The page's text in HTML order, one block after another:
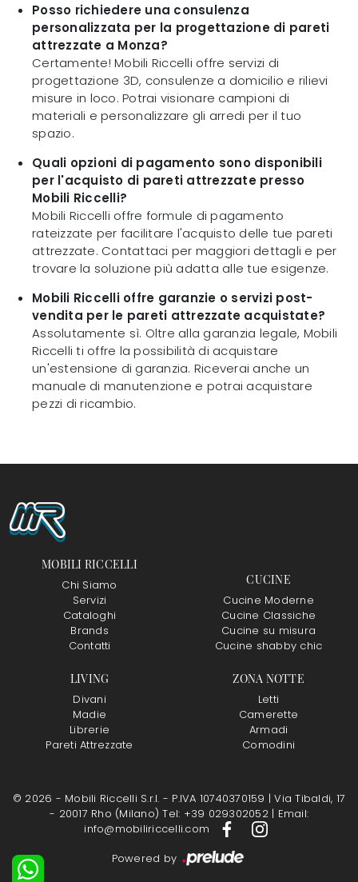
Posso richiedere una consulenza
personalizzata per la progettazione di pareti
attrezzate a Monza?
Certamente! Mobili Riccelli offre servizi di
progettazione 3D, consulenze a domicilio e rilievi
misure in loco. Potrai visionare campioni di
materiali e personalizzare gli arredi per il tuo
spazio.
Quali opzioni di pagamento sono disponibili
per l'acquisto di pareti attrezzate presso
Mobili Riccelli?
Mobili Riccelli offre formule di pagamento
rateizzate per facilitare l'acquisto delle tue pareti
attrezzate. Contattaci per maggiori dettagli e per
trovare la soluzione più adatta alle tue esigenze.
Mobili Riccelli offre garanzie o servizi post-
vendita per le pareti attrezzate acquistate?
Assolutamente sì. Oltre alla garanzia legale, Mobili
Riccelli ti offre la possibilità di acquistare
un'estensione di garanzia. Riceverai anche un
manuale di manutenzione e potrai acquistare
pezzi di ricambio.
MOBILI RICCELLI
Chi Siamo
Servizi
Cataloghi
Brands
Contatti
CUCINE
Cucine Moderne
Cucine Classiche
Cucine su misura
Cucine shabby chic
LIVING
Divani
Madie
Librerie
Pareti Attrezzate
ZONA NOTTE
Letti
Camerette
Armadi
Comodini
© 2026 - Mobili Riccelli S.r.l. - P.IVA 10740370159 |Via Tibaldi, 17
- 20017 Rho (Milano) Tel: +39 029302052 | Email:
info@mobiliriccelli.com
Powered by